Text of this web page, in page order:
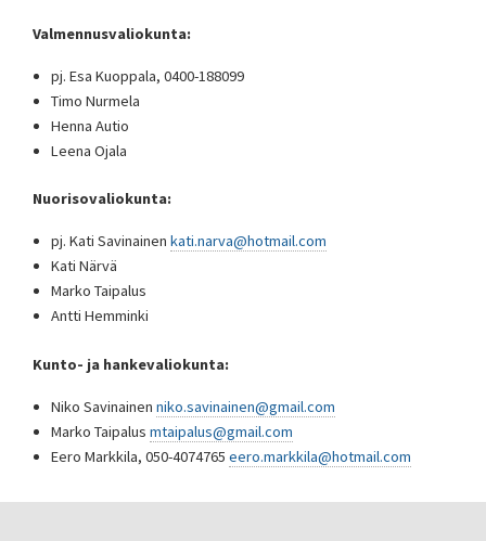
Valmennusvaliokunta:
pj. Esa Kuoppala, 0400-188099
Timo Nurmela
Henna Autio
Leena Ojala
Nuorisovaliokunta:
pj. Kati Savinainenkati.narva@hotmail.com
Kati Närvä
Marko Taipalus
Antti Hemminki
Kunto- ja hankevaliokunta:
Niko Savinainenniko.savinainen@gmail.com
Marko Taipalusmtaipalus@gmail.com
Eero Markkila, 050-4074765eero.markkila@hotmail.com